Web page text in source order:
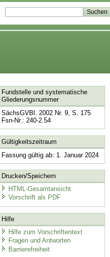
Fundstelle und systematische
Gliederungsnummer
SächsGVBl. 2002 Nr. 9, S. 175
Fsn-Nr.: 240-2.54
Gültigkeitszeitraum
Fassung gültig ab: 1. Januar 2024
Drucken/Speichern
HTML-Gesamtansicht
Vorschrift als PDF
Hilfe
Hilfe zum Vorschriftentext
Fragen und Antworten
Barrierefreiheit